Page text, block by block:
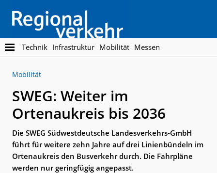
main
content
footer
Regionalverkehr
Die
Fachzeitschrift
den
Personennahverkehr
Technik Infrastruktur Mobilität Messen
Mobilität
SWEG: Weiter im
Ortenaukreis bis 2036
Die SWEG Südwestdeutsche Landesverkehrs-GmbH
führt für weitere zehn Jahre auf drei Linienbündeln im
Ortenaukreis den Busverkehr durch. Die Fahrpläne
werden nur geringfügig angepasst.